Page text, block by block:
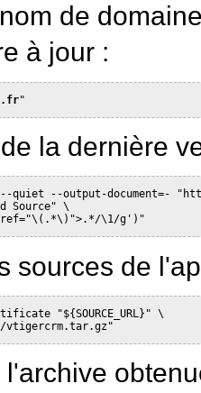
de
à jour :
la dernière
--quiet --output-document=-
Source" \
sources de
"${SOURCE_URL}" \